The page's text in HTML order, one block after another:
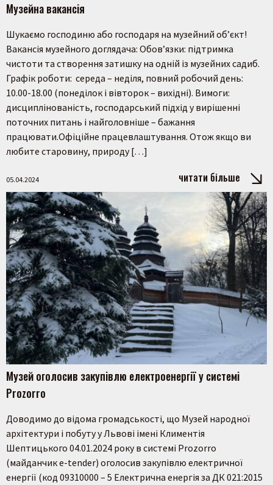
Музейна вакансія
Шукаємо господиню або господаря на музейний об’єкт!
Вакансія музейного доглядача: Обов’язки: підтримка
чистоти та створення затишку на одній із музейних садиб.
Графік роботи: середа – неділя, повний робочий день:
10.00-18.00 (понеділок і вівторок – вихідні). Вимоги:
дисциплінованість, господарський підхід у вирішенні
поточних питань і найголовніше – бажання
працювати.Офіційне працевлаштування. Отож якщо ви
любите старовину, природу […]
05.04.2024 читати більше
Музей оголосив закупівлю електроенергії у системі
Prozorro
Доводимо до відома громадськості, що Музей народної
архітектури і побуту у Львові імені Климентія
Шептицького 04.01.2024 року в системі Prozorro
(майданчик e-tender) оголосив закупівлю електричної
енергії (код 09310000 – 5 Електрична енергія за ДК 021:2015